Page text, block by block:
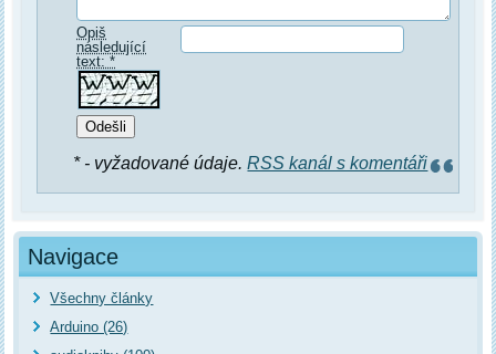
Opiš
následující
text: *
* - vyžadované údaje.RSS kanál s komentáři
Navigace
Všechny články
Arduino (26)